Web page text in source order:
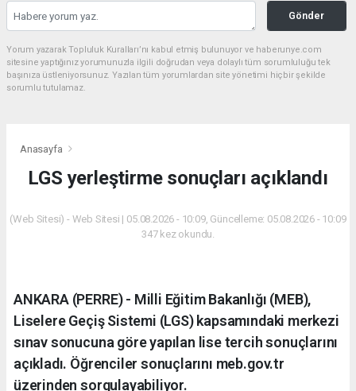
Gönder
Yorum yazarak Topluluk Kuralları’nı kabul etmiş bulunuyor ve haberunye.com
sitesine yaptığınız yorumunuzla ilgili doğrudan veya dolaylı tüm sorumluluğu tek
başınıza üstleniyorsunuz. Yazılan tüm yorumlardan site yönetimi hiçbir şekilde
sorumlu tutulamaz.
Anasayfa
LGS yerleştirme sonuçları açıklandı
(Web Sitesi) - Web Sitesi | 05.08.2026 - 10:09, Güncelleme: 05.08.2026 - 10:09
347 kez okundu.
ANKARA (PERRE) - Milli Eğitim Bakanlığı (MEB),
Liselere Geçiş Sistemi (LGS) kapsamındaki merkezi
sınav sonucuna göre yapılan lise tercih sonuçlarını
açıkladı. Öğrenciler sonuçlarını meb.gov.tr
üzerinden sorgulayabiliyor.